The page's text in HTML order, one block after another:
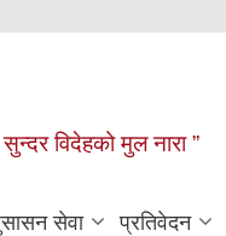
सुन्दर विदेहको मुल नारा ”
सेवा प्रतिवेदन